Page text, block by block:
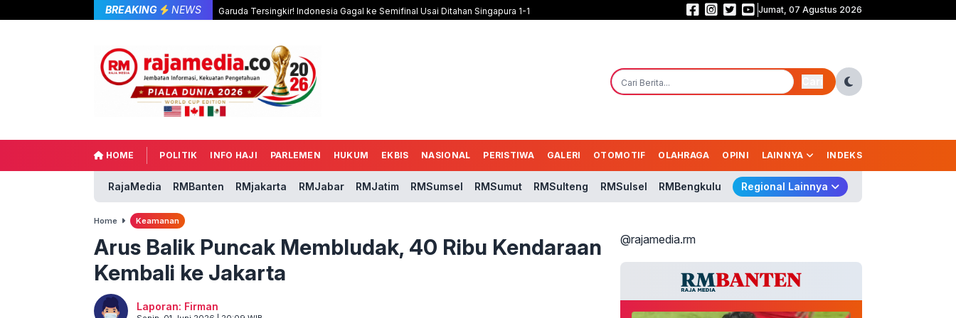
BREAKING NEWS Garuda Tersingkir! Indonesia Gagal ke Semifinal Usai Ditahan Singapura 1-1 Babak Pertama Garuda Masih Buntu! Indonesia Vs Singapura 0-0
Jumat, 07 Agustus 2026
HOME POLITIK INFO HAJI PARLEMEN HUKUM EKBIS NASIONAL PERISTIWA GALERI OTOMOTIF OLAHRAGA OPINI LAINNYA INDEKS
RajaMedia RMBanten RMjakarta RMJabar RMJatim RMSumsel RMSumut RMSulteng RMSulsel RMBengkulu Regional Lainnya
Home Keamanan
Arus Balik Puncak Membludak, 40 Ribu Kendaraan
Kembali ke Jakarta
Laporan: Firman
@rajamedia.rm